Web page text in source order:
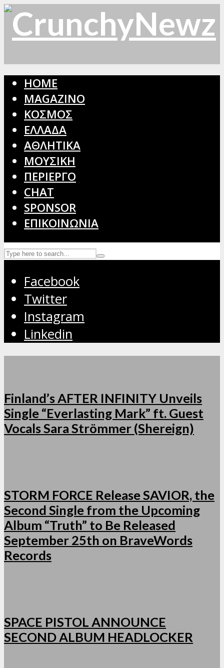
HOME
MAGAZINO
ΚΟΣΜΟΣ
ΕΛΛΑΔΑ
ΑΘΛΗΤΙΚΑ
ΜΟΥΣΙΚΗ
ΠΕΡΙΕΡΓΟ
CHAT
SPONSOR
ΕΠΙΚΟΙΝΩΝΙΑ
Facebook
Twitter
Instagram
Linkedin
Finland’s AFTER INFINITY Unveils
Single “Everlasting Mark” ft. Guest
Vocals Sara Strömmer (Shereign)
STORM FORCE Release SAVIOR, the
Second Single from the Upcoming
Album “Truth” to Be Released
September 25th on BraveWords
Records
SPACE PISTOL ANNOUNCE
SECOND ALBUM HEADLOCKER